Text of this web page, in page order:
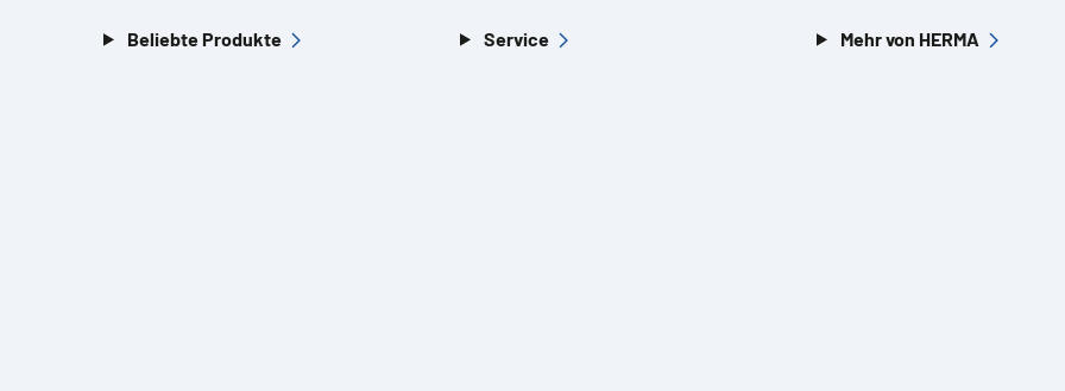
Beliebte Produkte Service Mehr von HERMA